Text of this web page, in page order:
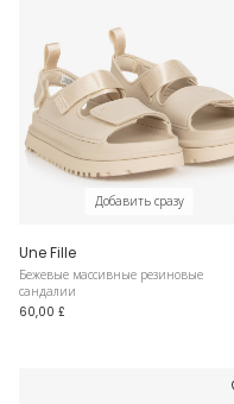
Добавить сразу
Une Fille
Бежевые массивные резиновые
сандалии
60,00 £